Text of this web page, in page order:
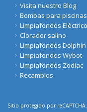
Visita nuestro Blog
Bombas para piscinas
Limpiafondos
Clorador salino
Limpiafondos Dolphin
Limpiafondos Wybot
Limpiafondos Zodiac
Recambios
Sitio protegido por reCAPTCHA.